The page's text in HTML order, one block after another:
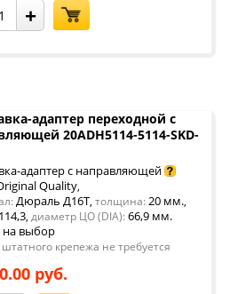
+
адаптер переходной с
20ADH5114-5114-SKD-
адаптер с направляющей
Quality,
Дюраль Д16Т, толщина: 20 мм.,
, диаметр ЦО (DIA): 66,9 мм.
на выбор
крепежа не требуется
руб.